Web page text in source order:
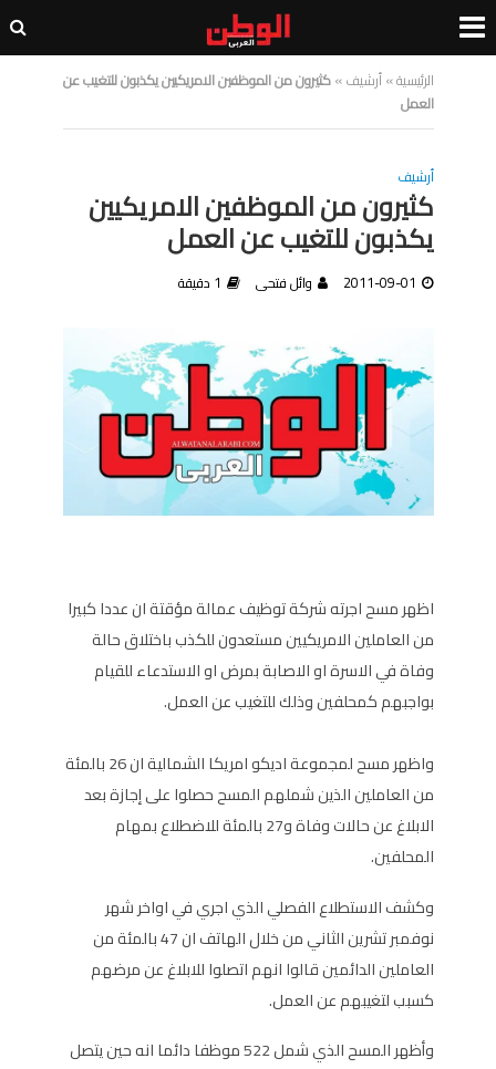
الرئيسية»أرشيف»كثيرون من الموظفين الامريكيين يكذبون للتغيب عن
العمل
أرشيف
كثيرون من الموظفين الامريكيين
يكذبون للتغيب عن العمل
2011-09-01 وائل فتحى 1 دقيقة
اظهر مسح اجرته شركة توظيف عمالة مؤقتة ان عددا كبيرا
من العاملين الامريكيين مستعدون للكذب باختلاق حالة
وفاة في الاسرة او الاصابة بمرض او الاستدعاء للقيام
بواجبهم كمحلفين وذلك للتغيب عن العمل.
واظهر مسح لمجموعة اديكو امريكا الشمالية ان 26 بالمئة
من العاملين الذين شملهم المسح حصلوا على إجازة بعد
الابلاغ عن حالات وفاة و27 بالمئة للاضطلاع بمهام
المحلفين.
وكشف الاستطلاع الفصلي الذي اجري في اواخر شهر
نوفمبر تشرين الثاني من خلال الهاتف ان 47 بالمئة من
العاملين الدائمين قالوا انهم اتصلوا للابلاغ عن مرضهم
كسبب لتغيبهم عن العمل.
وأظهر المسح الذي شمل 522 موظفا دائما انه حين يتصل